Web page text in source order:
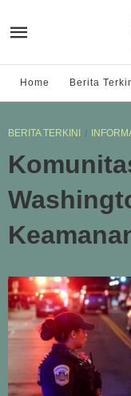
Home Berita
BERITA TERKINI